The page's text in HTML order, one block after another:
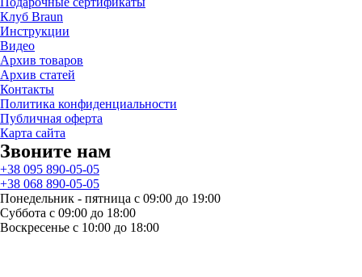
Клуб Braun
Инструкции
Видео
Архив товаров
Архив статей
Контакты
Политика конфиденциальности
Публичная оферта
Карта сайта
Звоните нам
+38 095 890-05-05
+38 068 890-05-05
Понедельник - пятница с 09:00 до 19:00
Суббота с 09:00 до 18:00
Воскресенье с 10:00 до 18:00